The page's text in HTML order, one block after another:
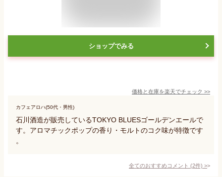
ショップでみる
価格と在庫を楽天でチェック >>
カフェアロハ(50代・男性)
石川酒造が販売しているTOKYO BLUESゴールデンエールで
す。アロマチックポップの香り・モルトのコク味が特徴です
。
全てのおすすめコメント (2件) >